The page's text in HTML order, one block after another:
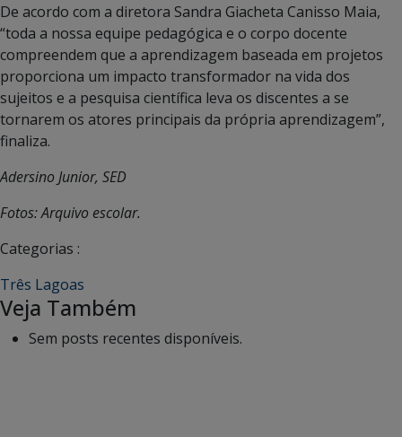
De acordo com a diretora Sandra Giacheta Canisso Maia,
“toda a nossa equipe pedagógica e o corpo docente
compreendem que a aprendizagem baseada em projetos
proporciona um impacto transformador na vida dos
sujeitos e a pesquisa científica leva os discentes a se
tornarem os atores principais da própria aprendizagem”,
finaliza.
Adersino Junior, SED
Fotos: Arquivo escolar.
Categorias :
Três Lagoas
Veja Também
Sem posts recentes disponíveis.